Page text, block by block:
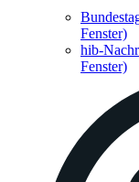
Fenster)
hib-
Fenster)